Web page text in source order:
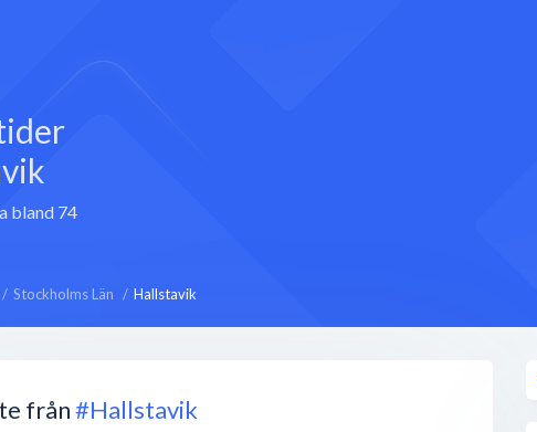
bland 74
Stockholms Län Hallstavik
från#Hallstavik